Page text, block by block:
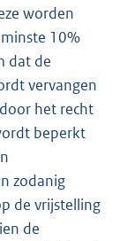
worden
10%
dat de
vervangen
het recht
beperkt
zodanig
de vrijstelling
de